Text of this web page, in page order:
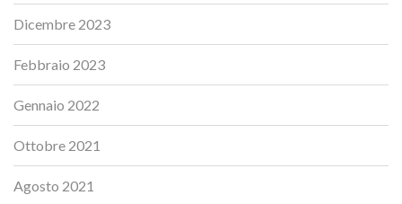
Dicembre 2023
Febbraio 2023
Gennaio 2022
Ottobre 2021
Agosto 2021